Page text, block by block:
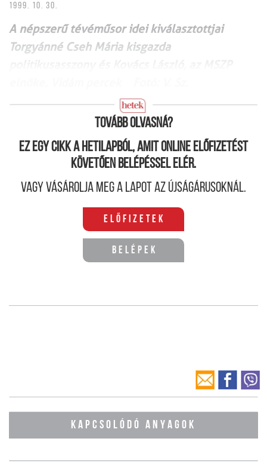
1999. 10. 30.
A népszerű tévéműsor idei kiválasztottjai
Torgyánné Cseh Mária kisgazda
Tovább olvasná?
Ez egy cikk a hetilapból, amit online előfizetést
követően belépéssel elér.
Vagy vásárolja meg a lapot az újságárusoknál.
Előfizetek
Belépek
KAPCSOLÓDÓ ANYAGOK